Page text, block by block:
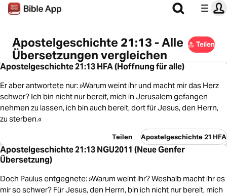
Apostelgeschichte 21:13 - Alle
Übersetzungen vergleichen
Teilen
Apostelgeschichte 21:13 HFA (Hoffnung für alle)
Er aber antwortete nur: »Warum weint ihr und macht mir das Herz
schwer? Ich bin nicht nur bereit, mich in Jerusalem gefangen
nehmen zu lassen, ich bin auch bereit, dort für Jesus, den Herrn,
zu sterben.«
Teilen Apostelgeschichte 21 HFA
Apostelgeschichte 21:13 NGU2011 (Neue Genfer
Übersetzung)
Doch Paulus entgegnete: »Warum weint ihr? Weshalb macht ihr es
mir so schwer? Für Jesus, den Herrn, bin ich nicht nur bereit, mich